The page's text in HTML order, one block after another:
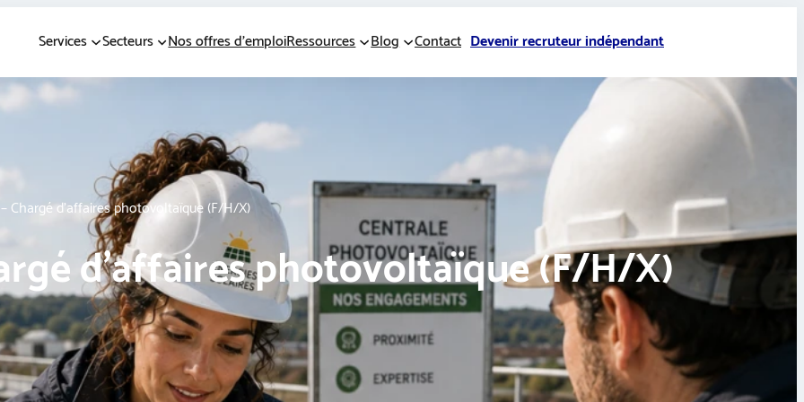
Services Secteurs Nos offres d’emploiRessources Blog Contact Devenir recruteur indépendant
Chargé d’affaires photovoltaïque (F/H/X)
d’affaires photovoltaïque (F/H/X)